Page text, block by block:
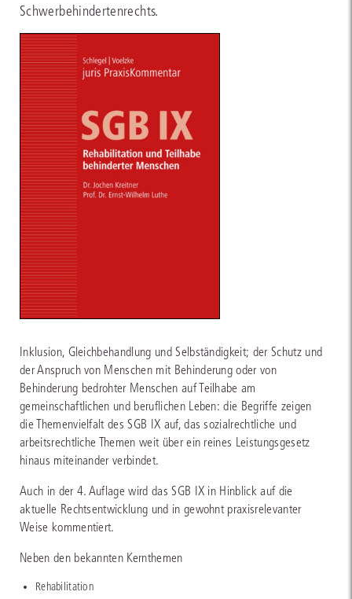
Schwerbehindertenrechts.
Inklusion, Gleichbehandlung und Selbständigkeit; der Schutz und
der Anspruch von Menschen mit Behinderung oder von
Behinderung bedrohter Menschen auf Teilhabe am
gemeinschaftlichen und beruflichen Leben: die Begriffe zeigen
die Themenvielfalt des SGB IX auf, das sozialrechtliche und
arbeitsrechtliche Themen weit über ein reines Leistungsgesetz
hinaus miteinander verbindet.
Auch in der 4. Auflage wird das SGB IX in Hinblick auf die
aktuelle Rechtsentwicklung und in gewohnt praxisrelevanter
Weise kommentiert.
Neben den bekannten Kernthemen
Rehabilitation